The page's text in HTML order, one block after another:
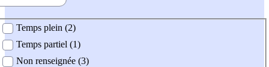
Temps plein (2)
Temps partiel (1)
Non renseignée (3)